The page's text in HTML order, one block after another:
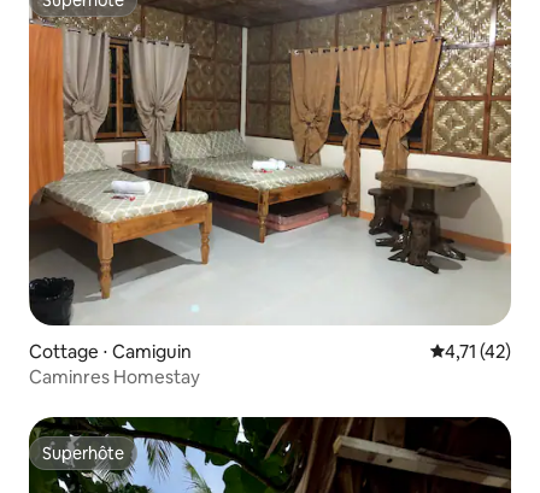
Superhôte
Cottage ⋅ Camiguin Évaluation
4,71 (42)
Caminres Homestay
Superhôte
Superhôte